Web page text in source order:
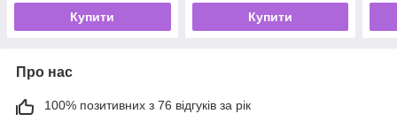
Купити Купити
Про нас
100% позитивних з 76 відгуків за рік